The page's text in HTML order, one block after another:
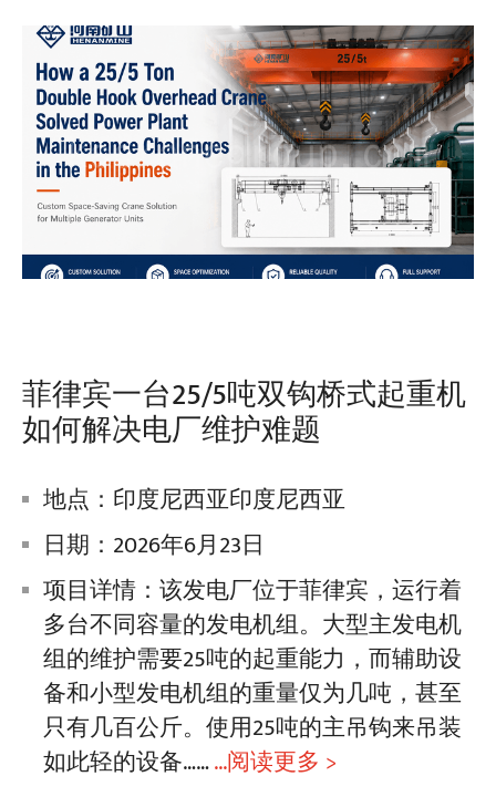
菲律宾一台25/5吨双钩桥式起重机
如何解决电厂维护难题
地点：印度尼西亚印度尼西亚
日期：2026年6月23日
项目详情：该发电厂位于菲律宾，运行着
多台不同容量的发电机组。大型主发电机
组的维护需要25吨的起重能力，而辅助设
备和小型发电机组的重量仅为几吨，甚至
只有几百公斤。使用25吨的主吊钩来吊装
如此轻的设备……...阅读更多 >